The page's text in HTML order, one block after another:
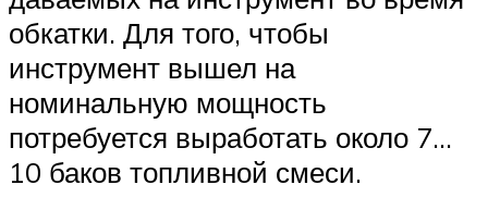
обкатки. Для того, чтобы
инструмент вышел на
номинальную мощность
потребуется выработать около 7…
10 баков топливной смеси.